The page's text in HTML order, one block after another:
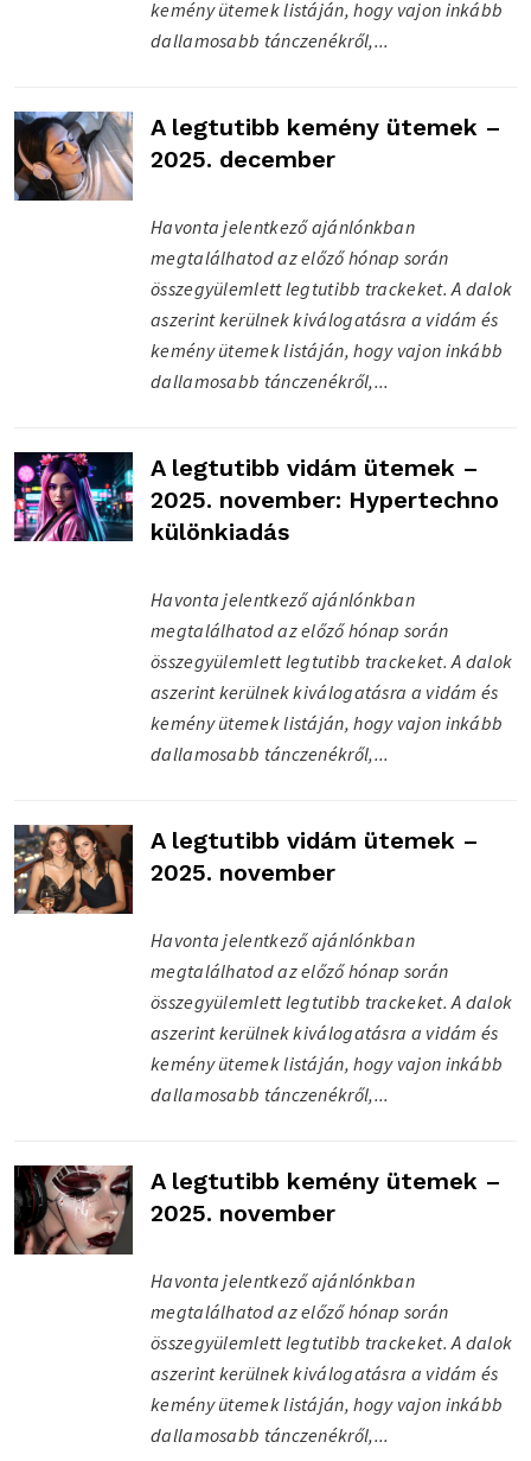
kemény ütemek listáján, hogy vajon inkább
dallamosabb tánczenékről,...
A legtutibb kemény ütemek –
2025. december
Havonta jelentkező ajánlónkban
megtalálhatod az előző hónap során
összegyülemlett legtutibb trackeket. A dalok
aszerint kerülnek kiválogatásra a vidám és
kemény ütemek listáján, hogy vajon inkább
dallamosabb tánczenékről,...
A legtutibb vidám ütemek –
2025. november: Hypertechno
különkiadás
Havonta jelentkező ajánlónkban
megtalálhatod az előző hónap során
összegyülemlett legtutibb trackeket. A dalok
aszerint kerülnek kiválogatásra a vidám és
kemény ütemek listáján, hogy vajon inkább
dallamosabb tánczenékről,...
A legtutibb vidám ütemek –
2025. november
Havonta jelentkező ajánlónkban
megtalálhatod az előző hónap során
összegyülemlett legtutibb trackeket. A dalok
aszerint kerülnek kiválogatásra a vidám és
kemény ütemek listáján, hogy vajon inkább
dallamosabb tánczenékről,...
A legtutibb kemény ütemek –
2025. november
Havonta jelentkező ajánlónkban
megtalálhatod az előző hónap során
összegyülemlett legtutibb trackeket. A dalok
aszerint kerülnek kiválogatásra a vidám és
kemény ütemek listáján, hogy vajon inkább
dallamosabb tánczenékről,...